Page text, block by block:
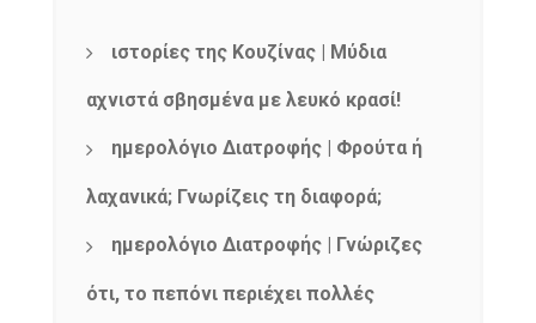
ιστορίες της Κουζίνας | Μύδια
αχνιστά σβησμένα με λευκό κρασί!
ημερολόγιο Διατροφής | Φρούτα ή
λαχανικά; Γνωρίζεις τη διαφορά;
ημερολόγιο Διατροφής | Γνώριζες
ότι, το πεπόνι περιέχει πολλές